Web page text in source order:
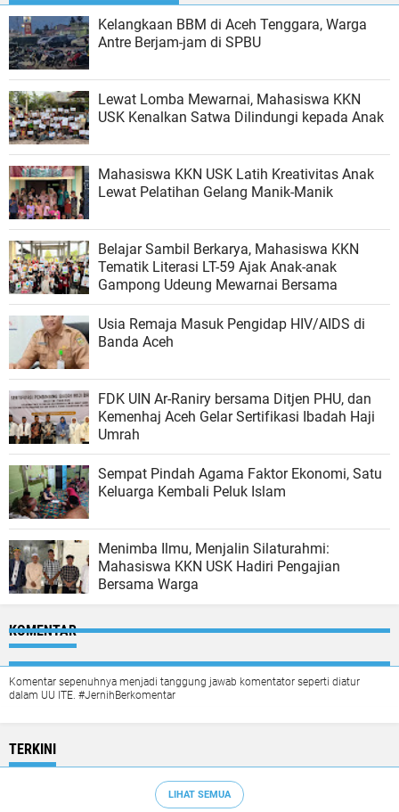
Kelangkaan BBM di Aceh Tenggara, Warga
Antre Berjam-jam di SPBU
Lewat Lomba Mewarnai, Mahasiswa KKN
USK Kenalkan Satwa Dilindungi kepada Anak
Mahasiswa KKN USK Latih Kreativitas Anak
Lewat Pelatihan Gelang Manik-Manik
Belajar Sambil Berkarya, Mahasiswa KKN
Tematik Literasi LT-59 Ajak Anak-anak
Gampong Udeung Mewarnai Bersama
Usia Remaja Masuk Pengidap HIV/AIDS di
Banda Aceh
FDK UIN Ar-Raniry bersama Ditjen PHU, dan
Kemenhaj Aceh Gelar Sertifikasi Ibadah Haji
Umrah
Sempat Pindah Agama Faktor Ekonomi, Satu
Keluarga Kembali Peluk Islam
Menimba Ilmu, Menjalin Silaturahmi:
Mahasiswa KKN USK Hadiri Pengajian
Bersama Warga
KOMENTAR
Komentar sepenuhnya menjadi tanggung jawab komentator seperti diatur
dalam UU ITE. #JernihBerkomentar
TERKINI
LIHAT SEMUA